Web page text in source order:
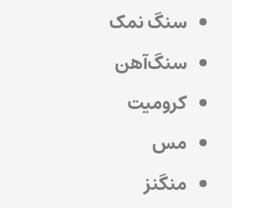
سنگ نمک
سنگ‌آهن
کرومیت
مس
منگنز